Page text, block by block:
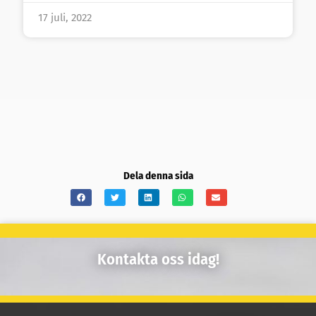
17 juli, 2022
Dela denna sida
Kontakta oss idag!